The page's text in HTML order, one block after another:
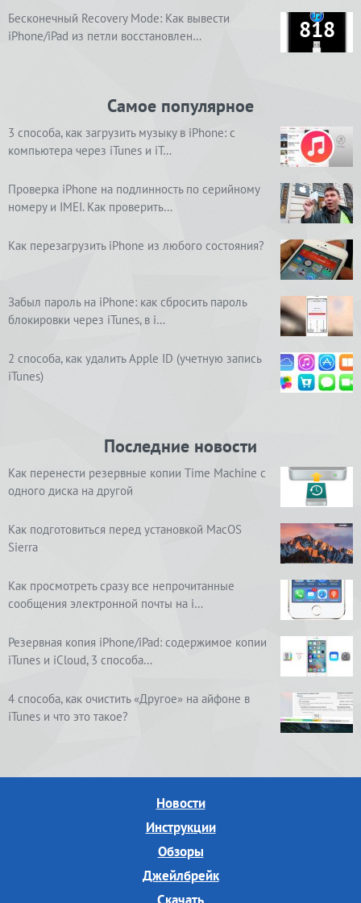
Бесконечный Recovery Mode: Как вывести
iPhone/iPad из петли восстановлен…
818
Самое популярное
3 способа, как загрузить музыку в iPhone: с
компьютера через iTunes и iT…
Проверка iPhone на подлинность по серийному
номеру и IMEI. Как проверить…
Как перезагрузить iPhone из любого состояния?
Забыл пароль на iPhone: как сбросить пароль
блокировки через iTunes, в i…
2 способа, как удалить Apple ID (учетную запись
iTunes)
Последние новости
Как перенести резервные копии Time Machine с
одного диска на другой
Как подготовиться перед установкой MacOS
Sierra
Как просмотреть сразу все непрочитанные
сообщения электронной почты на i…
Резервная копия iPhone/iPad: содержимое копии
iTunes и iCloud, 3 способа…
4 способа, как очистить «Другое» на айфоне в
iTunes и что это такое?
Новости
Инструкции
Обзоры
Джейлбрейк